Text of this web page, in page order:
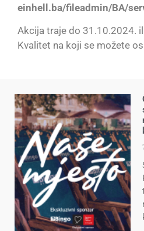
einhell.ba/fileadmin/BA/
Akcija traje do 31.10.2024.
Kvalitet na koji se možete